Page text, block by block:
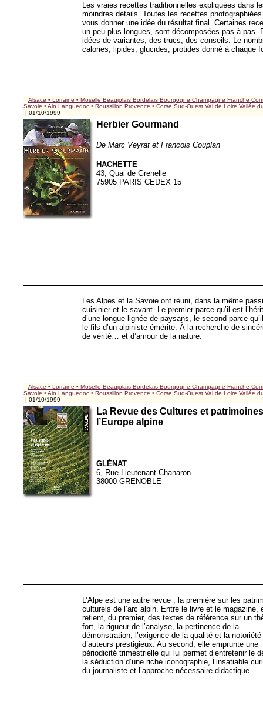
Les vraies recettes traditionnelles expliquées dans
moindres détails. Toutes les recettes
vous donner une idée du résultat final. Certaines
un peu plus longues, sont décomposées pas à pas.
idées de variantes, des trucs, des conseils. Le
calories, lipides, glucides, protides donné à chaque
Alsace • Lorraine • Moselle Beaujolais Bordelais Bourgogne Champagne Franche
Savoie • Ain Languedoc • Roussillon Provence • Corse Sud-Ouest Val de Loire Vallée
| 01/10/1999
Herbier Gourmand
De Marc Veyrat et François Couplan
HACHETTE
43, Quai de Grenelle
75905 PARIS CEDEX 15
Les Alpes et la Savoie ont réuni, dans la même
cuisinier et le savant. Le premier parce qu’il est
d’une longue lignée de paysans, le second parce
le fils d’un alpiniste émérite. À la recherche de
de vérité… et d’amour de la nature.
Alsace • Lorraine • Moselle Beaujolais Bordelais Bourgogne Champagne Franche
Savoie • Ain Languedoc • Roussillon Provence • Corse Sud-Ouest Val de Loire Vallée
| 01/10/1999
La Revue des Cultures et
l’Europe alpine
GLÉNAT
6, Rue Lieutenant Chanaron
38000 GRENOBLE
L’Alpe est une autre revue ; la première sur les
culturels de l’arc alpin. Entre le livre et le magazine,
retient, du premier, des textes de référence sur un
fort, la rigueur de l’analyse, la pertinence de la
démonstration, l’exigence de la qualité et la notoriété
d’auteurs prestigieux. Au second, elle emprunte une
périodicité trimestrielle qui lui permet d’entretenir le
la séduction d’une riche iconographie, l’insatiable
du journaliste et l’approche nécessaire didactique.